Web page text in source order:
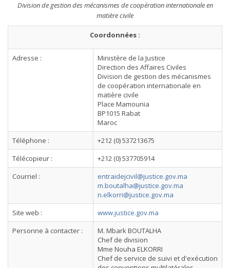
Division de gestion des mécanismes de coopération internationale en
matière civile
Coordonnées :
Adresse :
Ministère de la Justice
Direction des Affaires Civiles
Division de gestion des mécanismes
de coopération internationale en
matière civile
Place Mamounia
BP1015 Rabat
Maroc
Téléphone :
+212 (0) 537213675
Télécopieur :
+212 (0) 537705914
Courriel :
entraidejcivil@justice.gov.ma
m.boutalha@justice.gov.ma
n.elkorri@justice.gov.ma
Site web :
www.justice.gov.ma
Personne à contacter :
M. Mbark BOUTALHA
Chef de division
Mme Nouha ELKORRI
Chef de service de suivi et d'exécution